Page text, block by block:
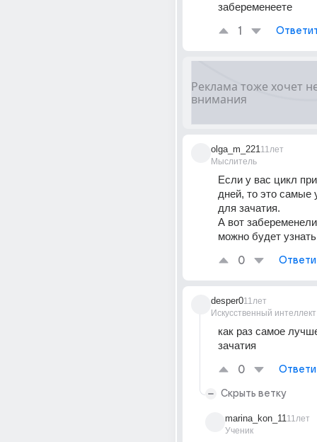
забеременеете
1
olga_m_221
Мыслитель
11лет
Если у вас цикл
дней, то это самые
для зачатия.
А вот
можно будет
0
desper0
Искусственный интеллект
11лет
как раз самое
зачатия
0
Скрыть ветку
marina_kon_11
Ученик
11лет